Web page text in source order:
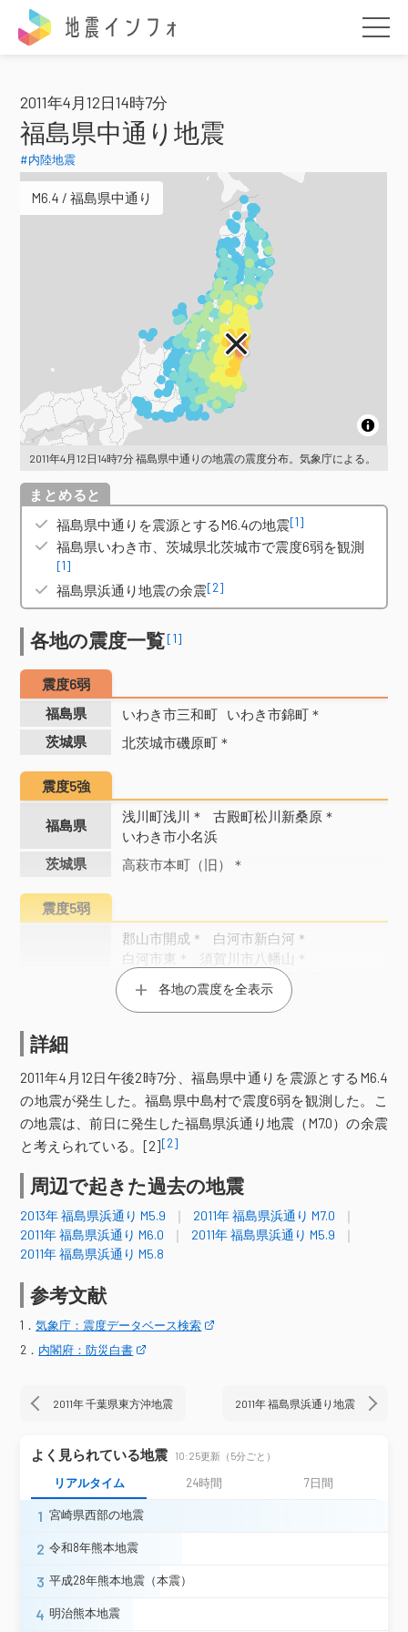
2011年4月12日14時7分
福島県中通り地震
#内陸地震
M6.4 / 福島県中通り
2011年4月12日14時7分 福島県中通りの地震の震度分布。気象庁による。
概要
福島県中通りを震源とするM6.4の地震[1]
福島県いわき市、茨城県北茨城市で震度6弱を観測
[1]
福島県浜通り地震の余震[2]
各地の震度一覧[1]
震度6弱
福島県
いわき市三和町
いわき市錦町＊
茨城県
北茨城市磯原町＊
震度5強
福島県
浅川町浅川＊
古殿町松川新桑原＊
いわき市小名浜
茨城県
高萩市本町（旧）＊
震度5弱
郡山市開成＊
白河市新白河＊
白河市東＊
須賀川市八幡山＊
天栄村下松本＊
中島村滑津（旧）＊
石川町下泉＊ 平田村永田（旧）＊
田村市都路町＊ いわき市平四ツ波＊
茨城県
日立市十王町友部（旧）＊
高萩市安良川＊
ひたちなか市南神敷台＊
那珂市福田＊ 小美玉市上玉里（旧）＊
鉾田市当間＊
震度4
宮城県
宮城美里町木間塚＊ 角田市角田＊
岩沼市桜＊
蔵王町円田＊
大河原町新南＊
山形県
中山町長崎＊
白鷹町荒砥（旧）＊
郡山市朝日
須賀川市長沼支所＊
二本松市金色＊
川俣町五百田（旧）＊ 大玉村曲藤
大玉村玉井（旧）＊
鏡石町不時沼＊
西郷村熊倉＊
矢吹町一本木＊
矢祭町東舘下上野内＊
塙町塙＊
各地の震度を全表示
詳細
2011年4月12日午後2時7分、福島県中通りを震源とするM6.4
の地震が発生した。福島県中島村で震度6弱を観測した。こ
の地震は、前日に発生した福島県浜通り地震（M7.0）の余震
と考えられている。[2][2]
周辺で起きた過去の地震
2013年 福島県浜通り M5.9
2011年 福島県浜通り M7.0
2011年 福島県浜通り M6.0
2011年 福島県浜通り M5.9
2011年 福島県浜通り M5.8
参考文献
1．気象庁：震度データベース検索
2． 内閣府：防災白書
2011年 千葉県東方沖地震 2011年 福島県浜通り地震
よく見られている地震 10:25更新（5分ごと）
リアルタイム 24時間 7日間
1 宮崎県西部の地震
2 令和8年熊本地震
3 平成28年熊本地震（本震）
4 明治熊本地震